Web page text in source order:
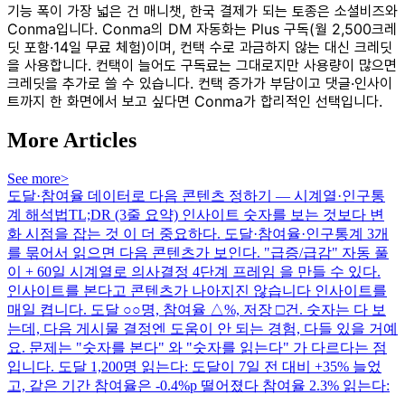
기능 폭이 가장 넓은 건 매니챗, 한국 결제가 되는 토종은 소셜비즈와
Conma입니다. Conma의 DM 자동화는 Plus 구독(월 2,500크레
딧 포함·14일 무료 체험)이며, 컨택 수로 과금하지 않는 대신 크레딧
을 사용합니다. 컨택이 늘어도 구독료는 그대로지만 사용량이 많으면
크레딧을 추가로 쓸 수 있습니다. 컨택 증가가 부담이고 댓글·인사이
트까지 한 화면에서 보고 싶다면 Conma가 합리적인 선택입니다.
More Articles
See more>
도달·참여율 데이터로 다음 콘텐츠 정하기 — 시계열·인구통
계 해석법TL;DR (3줄 요약) 인사이트 숫자를 보는 것보다 변
화 시점을 잡는 것 이 더 중요하다. 도달·참여율·인구통계 3개
를 묶어서 읽으면 다음 콘텐츠가 보인다. "급증/급감" 자동 풀
이 + 60일 시계열로 의사결정 4단계 프레임 을 만들 수 있다.
인사이트를 본다고 콘텐츠가 나아지진 않습니다 인사이트를
매일 켭니다. 도달 ○○명, 참여율 △%, 저장 □건. 숫자는 다 보
는데, 다음 게시물 결정엔 도움이 안 되는 경험, 다들 있을 거예
요. 문제는 "숫자를 본다" 와 "숫자를 읽는다" 가 다르다는 점
입니다. 도달 1,200명 읽는다: 도달이 7일 전 대비 +35% 늘었
고, 같은 기간 참여율은 -0.4%p 떨어졌다 참여율 2.3% 읽는다: